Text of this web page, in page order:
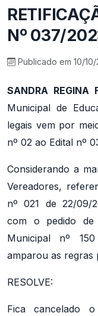
Nº 037/
Publicado em 10/
SANDRA REGINA
Municipal de
legais vem por
nº 02 ao Edital nº
Considerando a
Vereadores,
nº 021 de 22/09/
com o pedido de
Municipal nº
amparou as regras
RESOLVE:
Fica cancelado